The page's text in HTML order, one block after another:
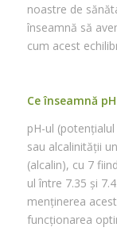
noastre de
înseamnă să
cum acest
Ce înseamnă
pH-ul
sau alcalinității
(alcalin), cu 7
ul între 7.35 și
menținerea
funcționarea